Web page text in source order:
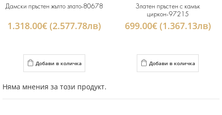
Дамски пръстен жълто злато-80678
1.318.00€ (2.577.78лв)
Добави в количка
Златен пръстен с камък
циркон-97215
699.00€ (1.367.13лв)
Добави в количка
Няма мнения за този продукт.